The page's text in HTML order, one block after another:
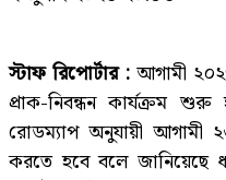
স্টাফ রিপোর্টার : আগামী
প্রাক-নিবন্ধন কার্যক্রম
রোডম্যাপ অনুযায়ী আগামী
করতে হবে বলে জানিয়েছে